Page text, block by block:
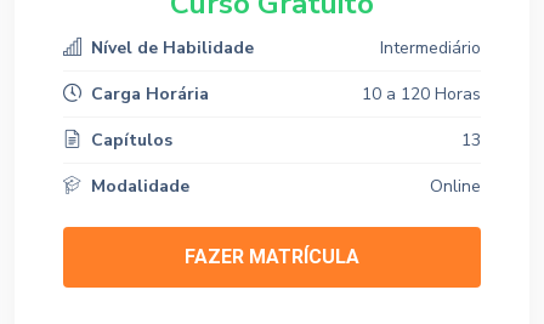
Nível de Habilidade
Intermediário
Carga Horária
10 a 120 Horas
Capítulos
13
Modalidade
Online
FAZER MATRÍCULA